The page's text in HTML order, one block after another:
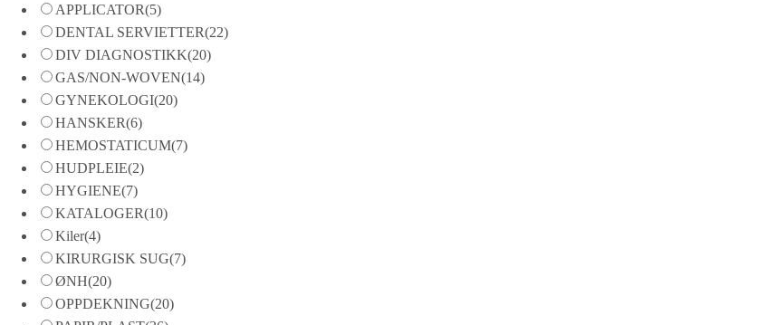
APPLICATOR(5)
DENTAL SERVIETTER(22)
DIV DIAGNOSTIKK(20)
GAS/NON-WOVEN(14)
GYNEKOLOGI(20)
HANSKER(6)
HEMOSTATICUM(7)
HUDPLEIE(2)
HYGIENE(7)
KATALOGER(10)
Kiler(4)
KIRURGISK SUG(7)
ØNH(20)
OPPDEKNING(20)